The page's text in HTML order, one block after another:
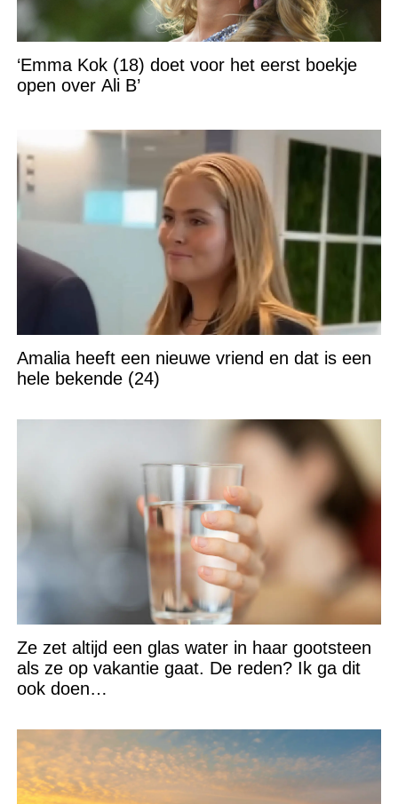
‘Emma Kok (18) doet voor het eerst boekje
open over Ali B’
Amalia heeft een nieuwe vriend en dat is een
hele bekende (24)
Ze zet altijd een glas water in haar gootsteen
als ze op vakantie gaat. De reden? Ik ga dit
ook doen…